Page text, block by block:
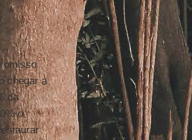
chegar a
da
o